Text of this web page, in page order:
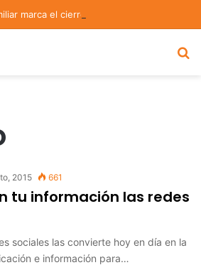
2015 661
tu información las redes
sociales las convierte hoy en día en la
e información para…